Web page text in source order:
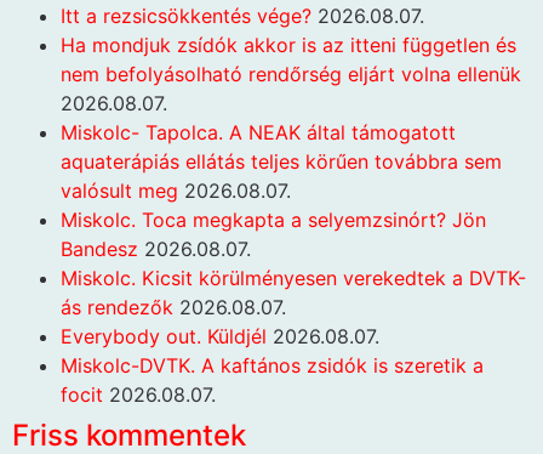
Itt a rezsicsökkentés vége? 2026.08.07.
Ha mondjuk zsídók akkor is az itteni független és
nem befolyásolható rendőrség eljárt volna ellenük
2026.08.07.
Miskolc- Tapolca. A NEAK által támogatott
aquaterápiás ellátás teljes körűen továbbra sem
valósult meg 2026.08.07.
Miskolc. Toca megkapta a selyemzsinórt? Jön
Bandesz 2026.08.07.
Miskolc. Kicsit körülményesen verekedtek a DVTK-
ás rendezők 2026.08.07.
Everybody out. Küldjél 2026.08.07.
Miskolc-DVTK. A kaftános zsidók is szeretik a
focit 2026.08.07.
Friss kommentek